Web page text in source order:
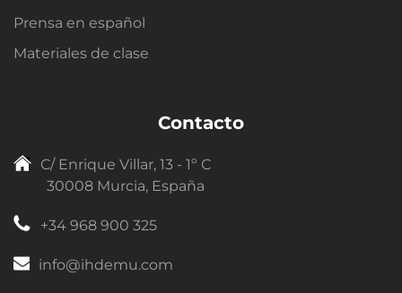
Prensa en español
Materiales de clase
Contacto
C/ Enrique Villar, 13 - 1º C
30008 Murcia, España
+34 968 900 325
info@ihdemu.com